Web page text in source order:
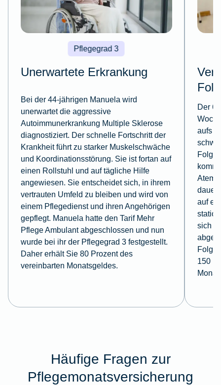
Pflegegrad 3
Unerwartete Erkrankung
Bei der 44-jährigen Manuela wird
unerwartet die aggressive
Autoimmunerkrankung Multiple Sklerose
diagnostiziert. Der schnelle Fortschritt der
Krankheit führt zu starker Muskelschwäche
und Koordinationsstörung. Sie ist fortan auf
einen Rollstuhl und auf tägliche Hilfe
angewiesen. Sie entscheidet sich, in ihrem
vertrauten Umfeld zu bleiben und wird von
einem Pflegedienst und ihren Angehörigen
gepflegt. Manuela hatte den Tarif Mehr
Pflege Ambulant abgeschlossen und nun
wurde bei ihr der Pflegegrad 3 festgestellt.
Daher erhält Sie 80 Prozent des
vereinbarten Monatsgeldes.
Der
aufs
Folge
auf
sich
Folge
150
Häufige Fragen zur
Pflegemonatsversicherung